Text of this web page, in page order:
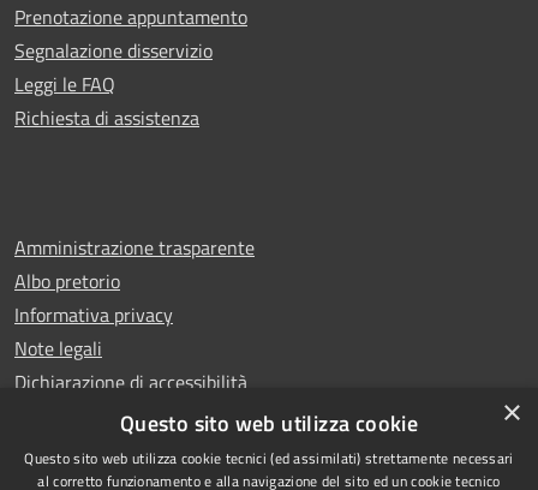
Prenotazione appuntamento
Segnalazione disservizio
Leggi le FAQ
Richiesta di assistenza
Amministrazione trasparente
Albo pretorio
Informativa privacy
Note legali
Dichiarazione di accessibilità
Whistleblowing
×
Questo sito web utilizza cookie
Questo sito web utilizza cookie tecnici (ed assimilati) strettamente necessari
al corretto funzionamento e alla navigazione del sito ed un cookie tecnico